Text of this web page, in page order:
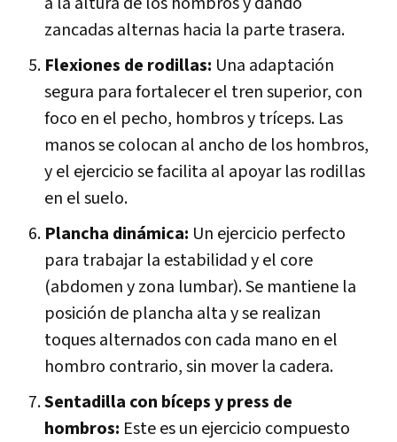
zancadas alternas hacia la parte trasera.
Flexiones de rodillas: Una adaptación
segura para fortalecer el tren superior, con
foco en el pecho, hombros y tríceps. Las
manos se colocan al ancho de los hombros,
y el ejercicio se facilita al apoyar las rodillas
en el suelo.
Plancha dinámica: Un ejercicio perfecto
para trabajar la estabilidad y el core
(abdomen y zona lumbar). Se mantiene la
posición de plancha alta y se realizan
toques alternados con cada mano en el
hombro contrario, sin mover la cadera.
Sentadilla con bíceps y press de
hombros: Este es un ejercicio compuesto